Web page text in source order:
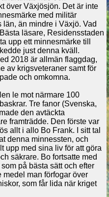
över Växjösjön. Det är inte
med militär
än mindre i Växjö. Vad
läsare, Residensstaden
upp ett minnesmärke till
just denna kväll.
2018 är allmän flaggdag,
av krigsveteraner samt för
och omkomna.
le mot närmare 100
Tre fanor (Svenska,
den avtäckta
framträdde. Den förste var
allt i allo Bo Frank. I sitt tal
denna minnessten, och
upp med sina liv för att göra
säkrare. Bo fortsatte med
på bästa sätt och efter
medel man förfogar över
som får lida när kriget